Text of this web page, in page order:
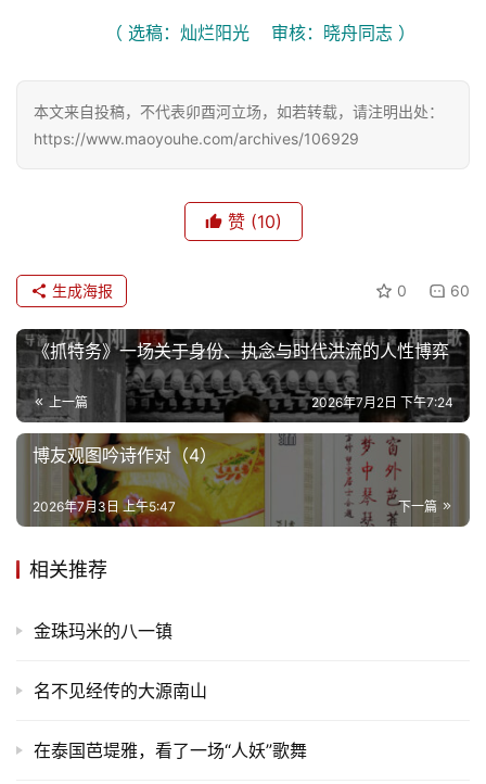
（ 选稿：灿烂阳光    审核：晓舟同志 ）
本文来自投稿，不代表卯酉河立场，如若转载，请注明出处：
https://www.maoyouhe.com/archives/106929
赞 (10)
0 60
生成海报
《抓特务》一场关于身份、执念与时代洪流的人性博弈
上一篇 2026年7月2日 下午7:24
博友观图吟诗作对（4）
下一篇
2026年7月3日 上午5:47
相关推荐
金珠玛米的八一镇
名不见经传的大源南山
在泰国芭堤雅，看了一场“人妖”歌舞